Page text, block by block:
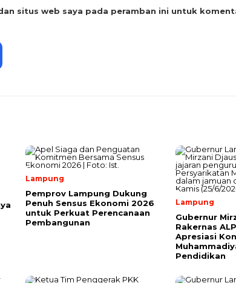
situs web saya pada peramban ini untuk
Lampung
Pemprov Lampung Dukung
Penuh Sensus Ekonomi 2026
untuk Perkuat Perencanaan
Pembangunan
Lampung
Gubernur
Rakernas
Apresiasi
Pendidikan